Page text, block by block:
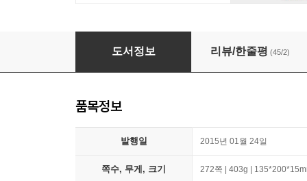
떠나지 않으면 안 될 것 같아서
도서정보 리뷰/한줄평 (45/2)
품목정보
발행일 2015년 01월 24일
쪽수, 무게, 크기 272쪽 | 403g |